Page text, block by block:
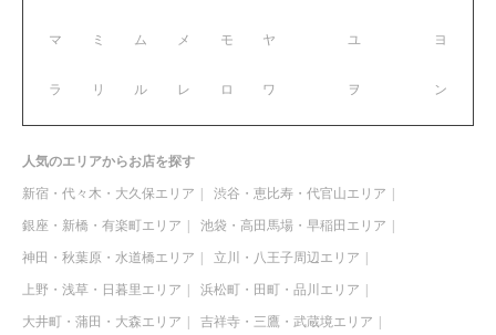
マ ミ ム メ モ
ラ リ ル レ ロ
ヤ ユ ヨ
ワ ヲ ン
人気のエリアからお店を探す
新宿・代々木・大久保エリア 渋谷・恵比寿・代官山エリア
銀座・新橋・有楽町エリア 池袋・高田馬場・早稲田エリア
神田・秋葉原・水道橋エリア 立川・八王子周辺エリア
上野・浅草・日暮里エリア 浜松町・田町・品川エリア
大井町・蒲田・大森エリア 吉祥寺・三鷹・武蔵境エリア